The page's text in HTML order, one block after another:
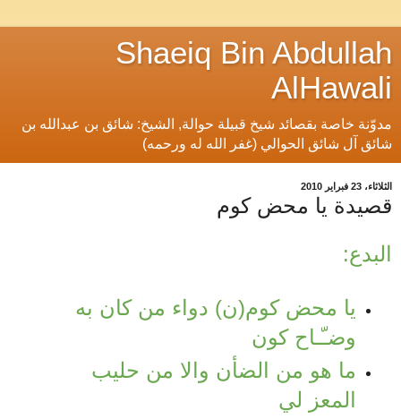
Shaeiq Bin Abdullah
AlHawali
مدوّنة خاصة بقصائد شيخ قبيلة حوالة, الشيخ: شائق بن عبدالله بن
شائق آل شائق الحوالي (غفر الله له ورحمه)
الثلاثاء، 23 فبراير 2010
قصيدة يا محض كوم
البدع:
يا محض كوم(ن) دواء من كان به
وضـّـاح كون
ما هو من الضأن والا من حليب
المعز لي